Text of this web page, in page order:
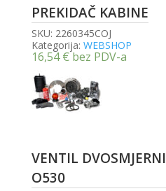
PREKIDAČ KABINE
SKU: 2260345COJ
Kategorija: WEBSHOP
16,54€bez PDV-a
VENTIL DVOSMJERNI
O530